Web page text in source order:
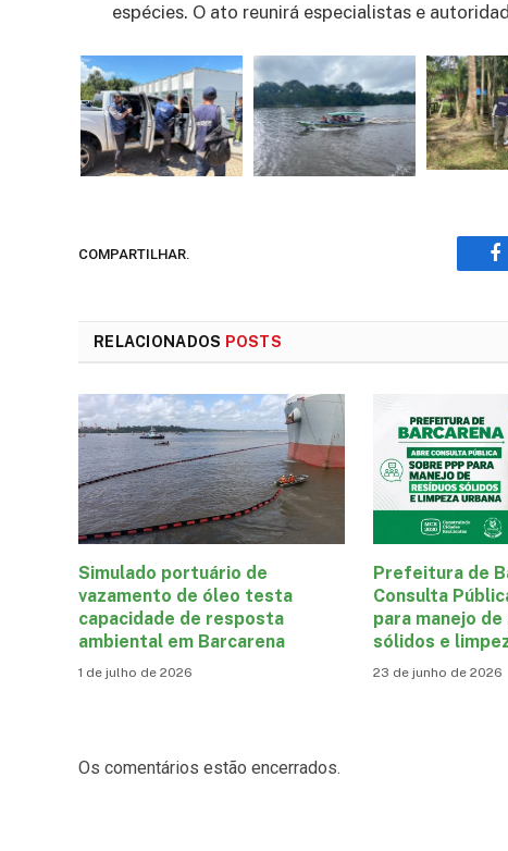
espécies. O ato reunirá especialistas e
COMPARTILHAR.
RELACIONADOS POSTS
Simulado portuário de
vazamento de óleo testa
capacidade de resposta
ambiental em Barcarena
1 de julho de 2026
Prefeitura de
Consulta
para manejo
sólidos e
23 de junho de 2026
Os comentários estão encerrados.